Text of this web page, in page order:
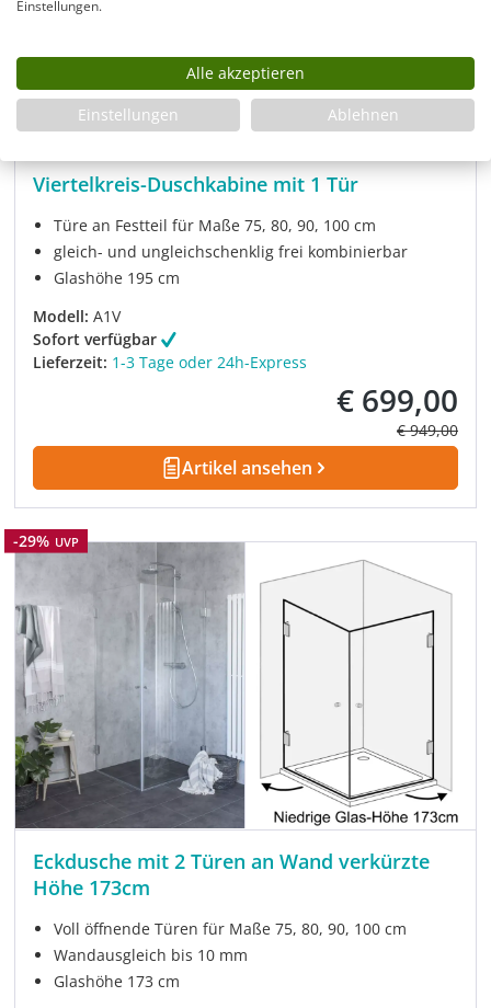
Viertelkreis-Duschkabine mit 1 Tür
Türe an Festteil für Maße 75, 80, 90, 100 cm
gleich- und ungleichschenklig frei kombinierbar
Glashöhe 195 cm
Modell: A1V
Sofort verfügbar
Lieferzeit: 1-3 Tage oder 24h-Express
Verkaufspreis:
€ 699,00
Regulärer
€ 949,00
Artikel ansehen
Rabatt
-29% UVP
Eckdusche mit 2 Türen an Wand verkürzte
Höhe 173cm
Voll öffnende Türen für Maße 75, 80, 90, 100 cm
Wandausgleich bis 10 mm
Glashöhe 173 cm
Einstellungen.
Alle akzeptieren
Einstellungen
Ablehnen